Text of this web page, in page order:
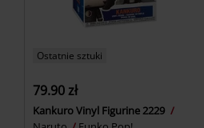
Ostatnie sztuki
79.90 zł
Kankuro Vinyl Figurine 2229